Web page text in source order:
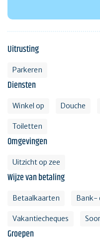
Uitrusting
Parkeren
Diensten
Winkel op Douche
Toiletten
Omgevingen
Uitzicht op zee
Wijze van betaling
Betaalkaarten Bank-
Vakantiecheques
Groepen